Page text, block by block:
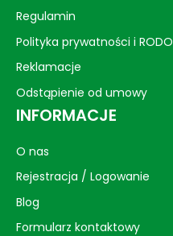
Regulamin
Polityka prywatności i RODO
Reklamacje
Odstąpienie od umowy
INFORMACJE
O nas
Rejestracja / Logowanie
Blog
Formularz kontaktowy